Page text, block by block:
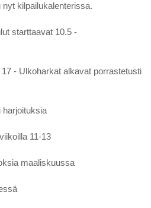
kilpailukalenterissa.
starttaavat 10.5 -
- Ulkoharkat alkavat porrastetusti
harjoituksia
11-13
maaliskuussa